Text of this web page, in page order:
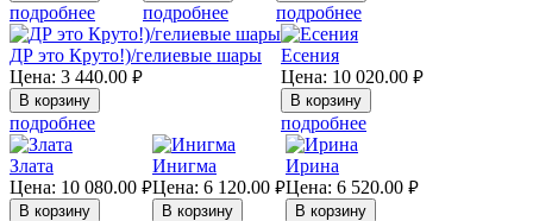
подробнее подробнее подробнее
ДР это Круто!)/гелиевые шары
Цена: 3 440.00 руб.
подробнее
Есения
Цена: 10 020.00 руб.
подробнее
Злата
Цена: 10 080.00 руб.
Инигма
Цена: 6 120.00 руб.
Ирина
Цена: 6 520.00 руб.